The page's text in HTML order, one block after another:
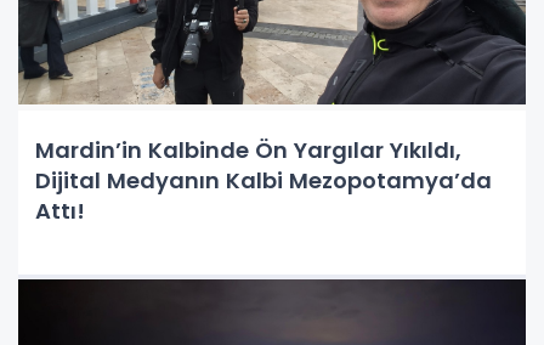
Mardin’in Kalbinde Ön Yargılar Yıkıldı,
Dijital Medyanın Kalbi Mezopotamya’da
Attı!